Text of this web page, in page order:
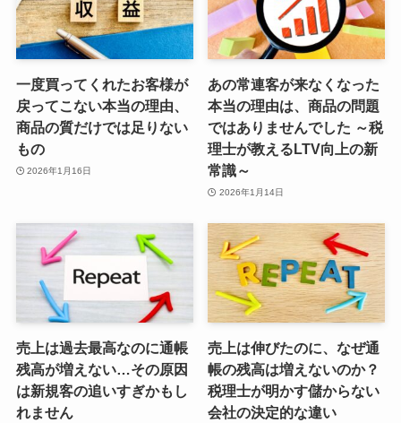
一度買ってくれたお客様が
戻ってこない本当の理由、
商品の質だけでは足りない
もの
2026年1月16日
あの常連客が来なくなった
本当の理由は、商品の問題
ではありませんでした ～税
理士が教えるLTV向上の新
常識～
2026年1月14日
売上は過去最高なのに通帳
残高が増えない…その原因
は新規客の追いすぎかもし
れません
売上は伸びたのに、なぜ通
帳の残高は増えないのか？
税理士が明かす儲からない
会社の決定的な違い